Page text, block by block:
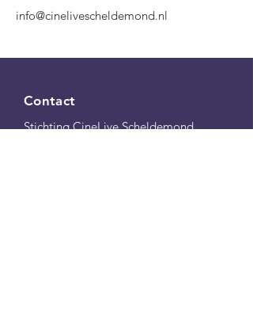
info@cinelivescheldemond.nl
Contact
Stichting CineLive Scheldemond